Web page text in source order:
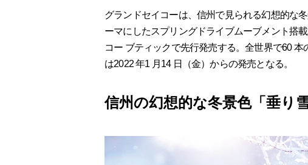
グランドセイコーは、信州で見られる幻想的な
ーマにしたスプリングドライブムーブメント搭
コー ブティックで先行発売する。全世界で60
は2022 年1 月14 日（金）からの発売となる。
信州の幻想的な冬景色「垂り